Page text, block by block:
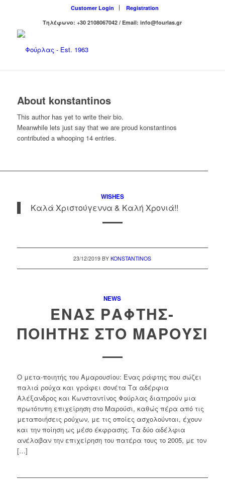
Customer Login
Registration
Τηλέφωνο: +30 2108067042 / Email: info@fourlas.gr
About konstantinos
This author has yet to write their bio.
Meanwhile lets just say that we are proud konstantinos
contributed a whooping 14 entries.
WISHES
Καλά Χριστούγεννα & Καλή Χρονιά!!
23/12/2019 BYKONSTANTINOS
NEWS
ΈΝΑΣ ΡΆΦΤΗΣ-
ΠΟΙΗΤΉΣ ΣΤΟ ΜΑΡΟΎΣΙ
Ο μετα-ποιητής του Αμαρουσίου: Ενας ράφτης που σώζει
παλιά ρούχα και γράφει σονέτα Τα αδέρφια
Αλέξανδρος και Κωνσταντίνος Φούρλας διατηρούν μια
πρωτότυπη επιχείρηση στο Μαρούσι, καθώς πέρα από τις
μεταποιήσεις ρούχων, με τις οποίες ασχολούνται, έχουν
και την ποίηση ως μέσο έκφρασης. Τα δύο αδέλφια
ανέλαβαν την επιχείρηση του πατέρα τους το 2005, με τον
[…]